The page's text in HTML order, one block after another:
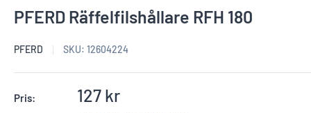
PFERD Räffelfilshållare RFH 180
PFERD SKU: 12604224
Pris: Reapris
127 kr